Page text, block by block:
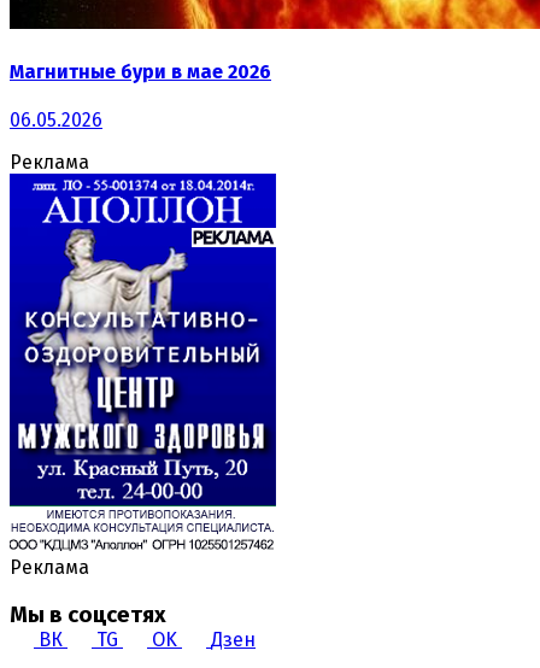
Магнитные бури в мае 2026
06.05.2026
Реклама
Реклама
Мы в соцсетях
ВК TG OK Дзен